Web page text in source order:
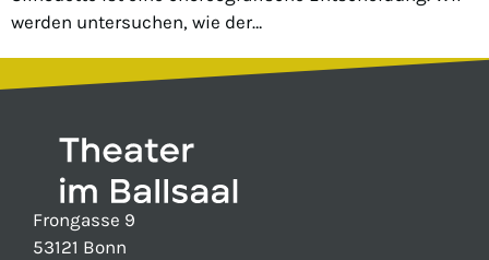
werden untersuchen, wie der…
Frongasse 9
53121 Bonn